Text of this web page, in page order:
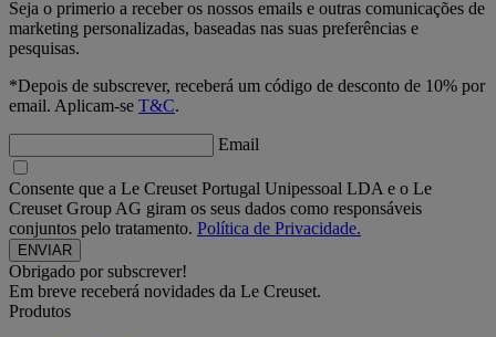
Seja o primerio a receber os nossos emails e outras comunicações de
marketing personalizadas, baseadas nas suas preferências e
pesquisas.
*Depois de subscrever, receberá um código de desconto de 10% por
email. Aplicam-se T&C.
Email
Consente que a Le Creuset Portugal Unipessoal LDA e o Le
Creuset Group AG giram os seus dados como responsáveis
conjuntos pelo tratamento. Política de Privacidade.
Obrigado por subscrever!
Em breve receberá novidades da Le Creuset.
Produtos